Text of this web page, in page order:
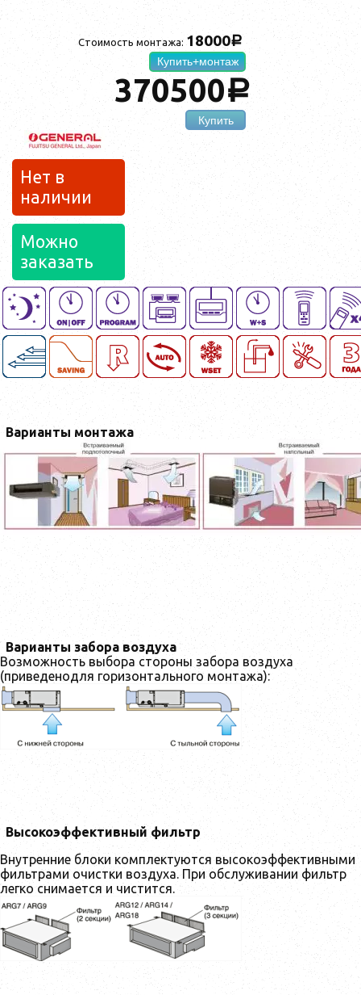
Стоимость монтажа: 18000a
Купить+монтаж
370500a
Купить
Нет в
наличии
Можно
заказать
Варианты монтажа
Варианты забора воздуха
Возможность выбора стороны забора воздуха
(приведенодля горизонтального монтажа):
Высокоэффективный фильтр
Внутренние блоки комплектуются высокоэффективными
фильтрами очистки воздуха. При обслуживании фильтр
легко снимается и чистится.